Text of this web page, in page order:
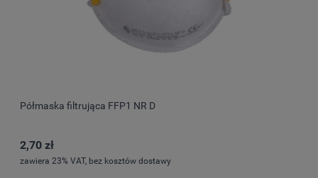
Półmaska filtrująca FFP1 NR D
2,70 zł
zawiera 23% VAT, bez kosztów dostawy